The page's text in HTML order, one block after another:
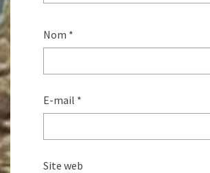
Nom *
E-mail *
Site web